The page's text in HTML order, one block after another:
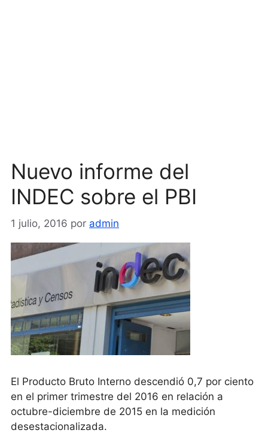
Nuevo informe del
INDEC sobre el PBI
1 julio, 2016 por admin
El Producto Bruto Interno descendió 0,7 por ciento
en el primer trimestre del 2016 en relación a
octubre-diciembre de 2015 en la medición
desestacionalizada.